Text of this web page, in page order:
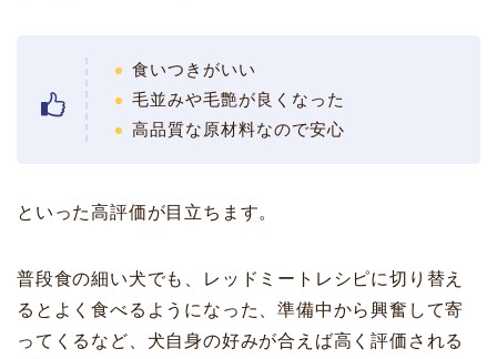
食いつきがいい
毛並みや毛艶が良くなった
高品質な原材料なので安心
といった高評価が目立ちます。
普段食の細い犬でも、レッドミートレシピに切り替え
るとよく食べるようになった、準備中から興奮して寄
ってくるなど、犬自身の好みが合えば高く評価される